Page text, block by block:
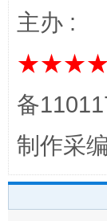
东山县通报
主办 :
备
制作采